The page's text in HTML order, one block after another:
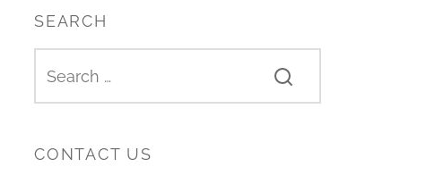
SEARCH
CONTACT US